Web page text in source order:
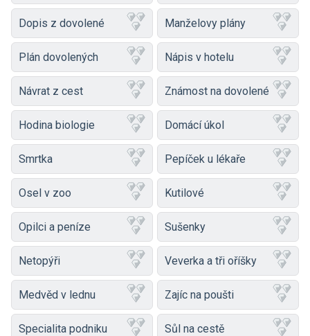
Dopis z dovolené Manželovy plány
Plán dovolených Nápis v hotelu
Návrat z cest Známost na dovolené
Hodina biologie Domácí úkol
Smrtka Pepíček u lékaře
Osel v zoo Kutilové
Opilci a peníze Sušenky
Netopýři Veverka a tři oříšky
Medvěd v lednu Zajíc na poušti
Specialita podniku Sůl na cestě